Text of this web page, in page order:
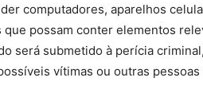
computadores, aparelhos
possam conter elementos
será submetido à perícia
vítimas ou outras pessoas